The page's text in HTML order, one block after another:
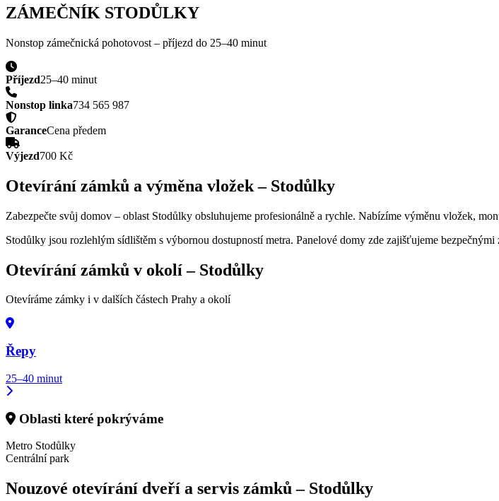
ZÁMEČNÍK STODŮLKY
Nonstop zámečnická pohotovost – příjezd do 25–40 minut
Příjezd25–40 minut
Nonstop linka734 565 987
GaranceCena předem
Výjezd700 Kč
Otevírání zámků a výměna vložek – Stodůlky
Zabezpečte svůj domov – oblast Stodůlky obsluhujeme profesionálně a rychle. Nabízíme výměnu vložek,
Stodůlky jsou rozlehlým sídlištěm s výbornou dostupností metra. Panelové domy zde zajišťujeme bezpečnými
Otevírání zámků v okolí – Stodůlky
Otevíráme zámky i v dalších částech Prahy a okolí
Řepy
25–40 minut
Oblasti které pokrýváme
Metro Stodůlky
Centrální park
Nouzové otevírání dveří a servis zámků – Stodůlky